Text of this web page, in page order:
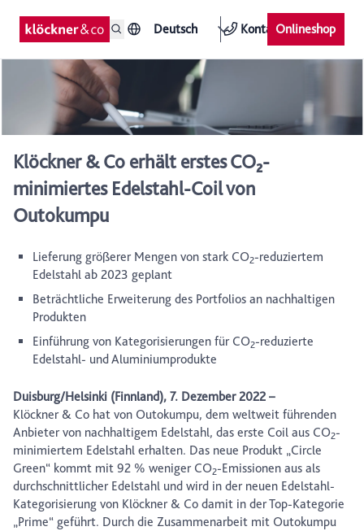
Deutsch KontaktOnlineshop
Klöckner & Co erhält erstes CO₂-
minimiertes Edelstahl-Coil von
Outokumpu
Lieferung größerer Mengen von stark CO2-reduziertem
Edelstahl ab 2023 geplant
Beträchtliche Erweiterung des Portfolios an nachhaltigen
Produkten
Einführung von Kategorisierungen für CO2-reduzierte
Edelstahl- und Aluminiumprodukte
Duisburg/Helsinki (Finnland), 7. Dezember 2022 –
Klöckner & Co hat von Outokumpu, dem weltweit führenden
Anbieter von nachhaltigem Edelstahl, das erste Coil aus CO2-
minimiertem Edelstahl erhalten. Das neue Produkt „Circle
Green“ kommt mit 92 % weniger CO2-Emissionen aus als
durchschnittlicher Edelstahl und wird in der neuen Edelstahl-
Kategorisierung von Klöckner & Co damit in der Top-Kategorie
„Prime“ geführt. Durch die Zusammenarbeit mit Outokumpu